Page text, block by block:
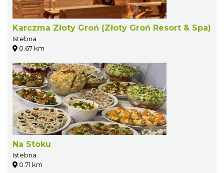
Karczma Złoty Groń (Złoty Groń Resort & Spa)
Istebna
0.67 km
Na Stoku
Istebna
0.71 km